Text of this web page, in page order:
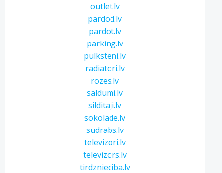
outlet.lv
pardod.lv
pardot.lv
parking.lv
pulksteni.lv
radiatori.lv
rozes.lv
saldumi.lv
silditaji.lv
sokolade.lv
sudrabs.lv
televizori.lv
televizors.lv
tirdznieciba.lv